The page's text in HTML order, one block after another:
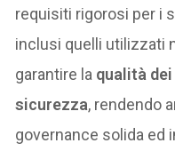
requisiti rigorosi per i
inclusi quelli utilizzati
garantire la qualità
sicurezza, rendendo
governance solida ed